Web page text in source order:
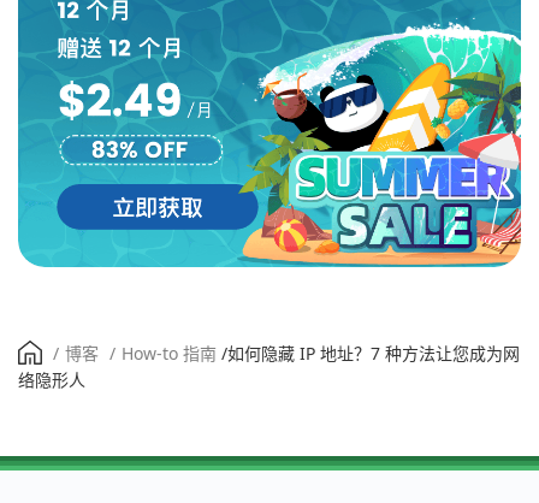
/ 博客 / How-to 指南 /如何隐藏 IP 地址？7 种方法让您成为网
络隐形人